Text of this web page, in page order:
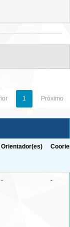
1 Próximo
Orientador(es)
- -